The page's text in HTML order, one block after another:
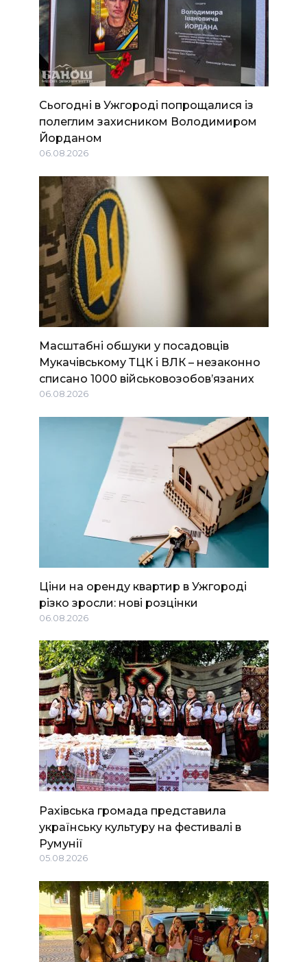
Сьогодні в Ужгороді попрощалися із
полеглим захисником Володимиром
Йорданом
06.08.2026
Масштабні обшуки у посадовців
Мукачівському ТЦК і ВЛК – незаконно
списано 1000 військовозобов’язаних
06.08.2026
Ціни на оренду квартир в Ужгороді
різко зросли: нові розцінки
06.08.2026
Рахівська громада представила
українську культуру на фестивалі в
Румунії
05.08.2026